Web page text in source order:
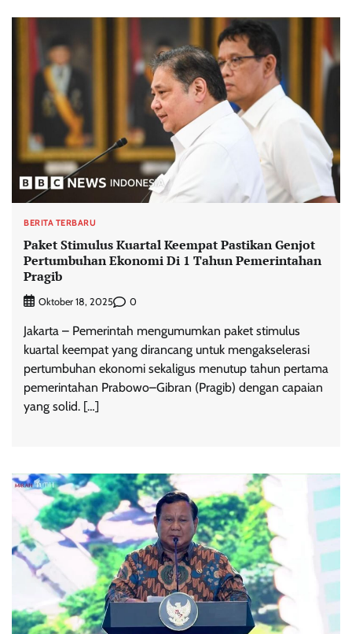
BERITA TERBARU
Paket Stimulus Kuartal Keempat Pastikan Genjot
Pertumbuhan Ekonomi Di 1 Tahun Pemerintahan
Pragib
Oktober 18, 2025 0
Jakarta – Pemerintah mengumumkan paket stimulus
kuartal keempat yang dirancang untuk mengakselerasi
pertumbuhan ekonomi sekaligus menutup tahun pertama
pemerintahan Prabowo–Gibran (Pragib) dengan capaian
yang solid. […]